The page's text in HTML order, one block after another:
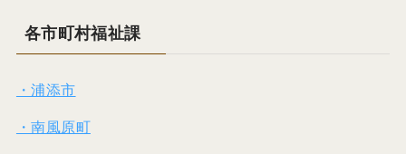
各市町村福祉課
・浦添市
・南風原町